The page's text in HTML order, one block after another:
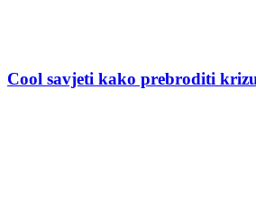
Cool savjeti kako prebroditi